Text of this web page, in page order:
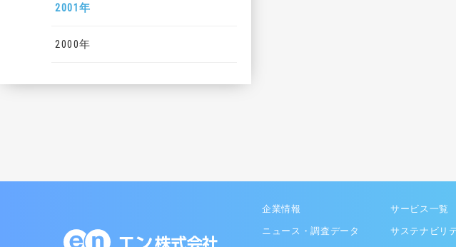
2001年
2000年
企業情報 サービス一覧
ニュース・調査データ サステナビリ